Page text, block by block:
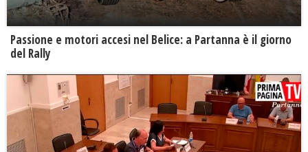
Passione e motori accesi nel Belice: a Partanna è il giorno
del Rally